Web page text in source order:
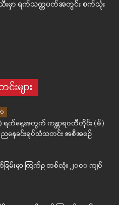
းမှာ ရက်သတ္တပတ်အတွင်း စက်သုံး
များ
ရက်နေ့အတွက် ကန္တာရဝတီတိုင်း (မ်)
ညနေခင်းရုပ်သံသတင်း အစီအစဉ်
ြမ်းမှာ ကြက်ဥ တစ်လုံး ၂၀၀၀ ကျပ်